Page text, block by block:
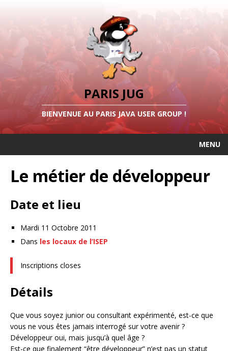
PARIS JUG
BIENVENUE AU PARIS JAVA USER GROUP !
MENU
Le métier de développeur
Date et lieu
Mardi 11 Octobre 2011
Dans les locaux de l’ISEP
Inscriptions closes
Détails
Que vous soyez junior ou consultant expérimenté, est-ce que
vous ne vous êtes jamais interrogé sur votre avenir ?
Développeur oui, mais jusqu’à quel âge ?
Est-ce que finalement “être développeur” n’est pas un statut